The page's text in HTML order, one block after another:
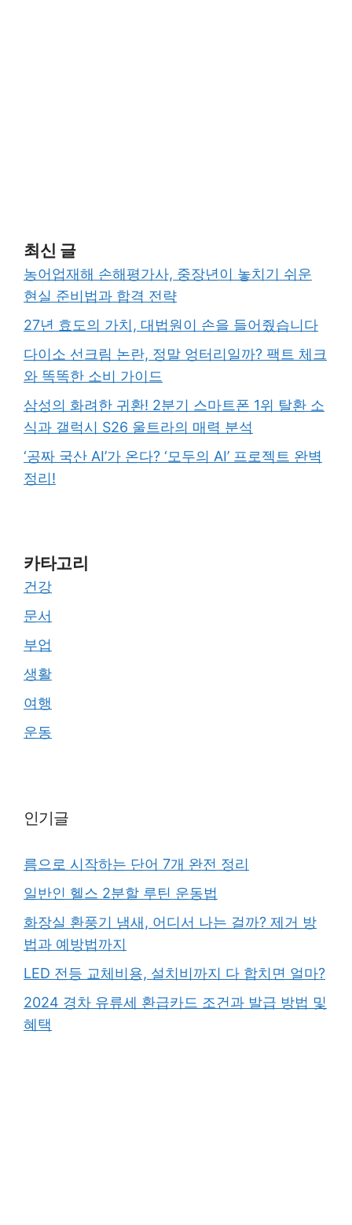
최신 글
농어업재해 손해평가사, 중장년이 놓치기 쉬운
현실 준비법과 합격 전략
27년 효도의 가치, 대법원이 손을 들어줬습니다
다이소 선크림 논란, 정말 엉터리일까? 팩트 체크
와 똑똑한 소비 가이드
삼성의 화려한 귀환! 2분기 스마트폰 1위 탈환 소
식과 갤럭시 S26 울트라의 매력 분석
‘공짜 국산 AI’가 온다? ‘모두의 AI’ 프로젝트 완벽
정리!
카타고리
건강
문서
부업
생활
여행
운동
인기글
름으로 시작하는 단어 7개 완전 정리
일반인 헬스 2분할 루틴 운동법
화장실 환풍기 냄새, 어디서 나는 걸까? 제거 방
법과 예방법까지
LED 전등 교체비용, 설치비까지 다 합치면 얼마?
2024 경차 유류세 환급카드 조건과 발급 방법 및
혜택